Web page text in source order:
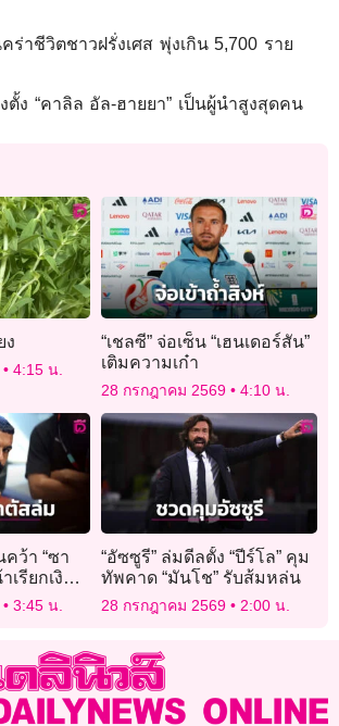
าชีวิตชาวฝรั่งเศส พุ่งเกิน 5,700 ราย
ง “คาลิล อัล-ฮายยา” เป็นผู้นำสูงสุดคน
ง
4:15 น.
“เชลซี” จ่อเซ็น “เฮนเดอร์สัน”
เติมความเก๋า
28 กรกฎาคม 2569 4:10 น.
คว้า “ซา
เรียกเงิน
3:45 น.
“อัซซูรี” ล่มดีลตั้ง “ปีร์โล” คุม
ทัพคาด “มันโช” รับส้มหล่น
28 กรกฎาคม 2569 2:00 น.